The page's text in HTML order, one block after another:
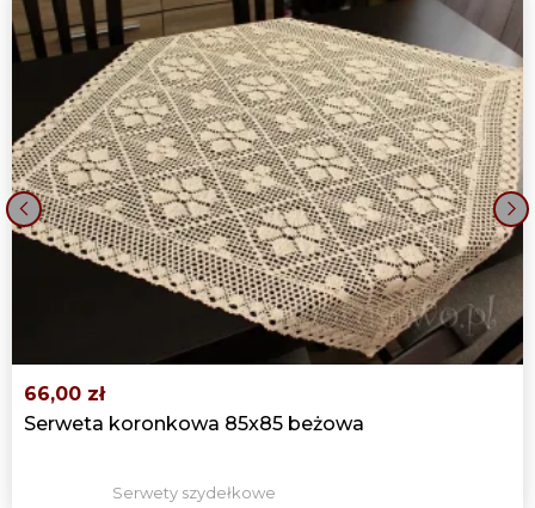
66,00 zł
Serweta koronkowa 85x85 beżowa
Serwety szydełkowe
‹ ›